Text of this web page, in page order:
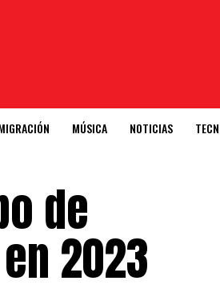
MÚSICA NOTICIAS
de
2023